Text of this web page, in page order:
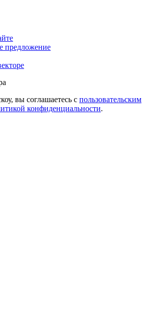
предложение
вы соглашаетесь с пользовательским
конфиденциальности.